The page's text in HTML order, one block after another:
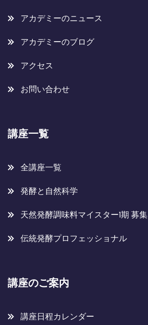
アカデミーのニュース
アカデミーのブログ
アクセス
お問い合わせ
講座一覧
全講座一覧
発酵と自然科学
天然発酵調味料マイスター1期 募集
伝統発酵プロフェッショナル
講座のご案内
講座日程カレンダー